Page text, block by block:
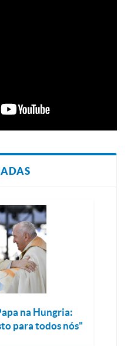
na Hungria:
para todos nós"